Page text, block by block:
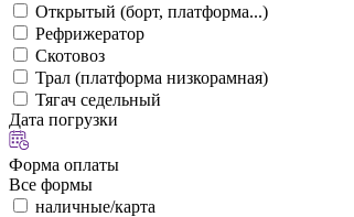
Открытый (борт, платформа...)
Рефрижератор
Скотовоз
Трал (платформа низкорамная)
Тягач седельный
Дата погрузки
Форма оплаты
Все формы
наличные/карта